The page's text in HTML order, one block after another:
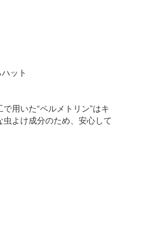
ット
用いた“ペルメトリン”はキ
よけ成分のため、安心して